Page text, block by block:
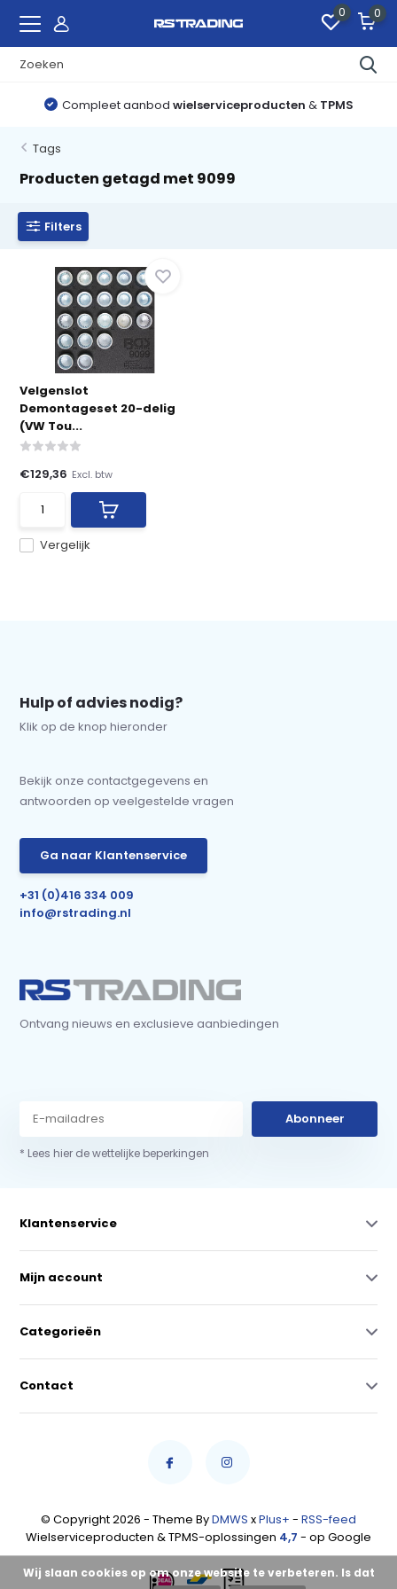
0 0
Compleet aanbod wielserviceproducten & TPMS
Tags
Producten getagd met 9099
Filters
Velgenslot
Demontageset 20-delig
(VW Tou...
Vergelijk
€129,36 Excl. btw
Hulp of advies nodig?
Klik op de knop hieronder
Bekijk onze contactgegevens en
antwoorden op veelgestelde vragen
Ga naar Klantenservice
+31 (0)416 334 009
info@rstrading.nl
Ontvang nieuws en exclusieve aanbiedingen
Abonneer
* Lees hier de wettelijke beperkingen
Klantenservice
Mijn account
Categorieën
Contact
© Copyright 2026 - Theme ByDMWS xPlus+ - RSS-feed
Wielserviceproducten & TPMS-oplossingen 4,7 - op Google
Wij slaan cookies op om onze website te verbeteren. Is dat